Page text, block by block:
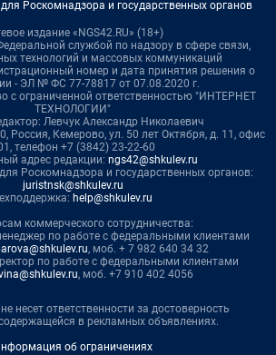
Роскомнадзора и государственных органов
издание «NGS42.RU» (18+)
службой по надзору в сфере связи,
технологий и массовых коммуникаций
номер и дата принятия решения о
- ЭЛ № ФС 77-78817 от 07.08.2020 г.
с ограниченной ответственностью "ИНТЕРНЕТ
ТЕХНОЛОГИИ"
Левчук Александр Николаевич
Россия, Кемерово, ул. 50 лет Октября, д. 11, офис
телефон +7 (3842) 23-22-60
адрес редакции: ngs42@shkulev.ru
Роскомнадзора и государственных органов:
juristnsk@shkulev.ru
help@shkulev.ru
коммерческого сотрудничества:
по работе с федеральными клиентами
, моб. + 7 982 640 34 32
по работе с федеральными клиентами
, моб. +7 910 402 4056
несет ответственности за достоверность
в рекламных объявлениях.
об ограничениях